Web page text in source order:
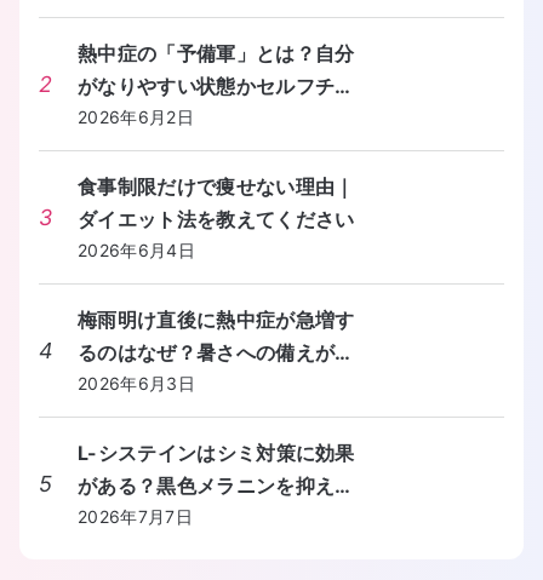
2
熱中症の「予備軍」とは？自分
がなりやすい状態かセルフチェ
ックする方法を教えてくださ
い。
2026年6月2日
3
食事制限だけで痩せない理由｜
ダイエット法を教えてください
2026年6月4日
4
梅雨明け直後に熱中症が急増す
るのはなぜ？暑さへの備えが間
に合わないときの対処法を教え
てください。
2026年6月3日
5
L-システインはシミ対策に効果
がある？黒色メラニンを抑える
しくみと食事からの摂り方を教
2026年7月7日